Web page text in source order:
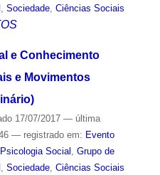
, Sociedade, Ciências Sociais
e Conhecimento
e Movimentos
17/07/2017 — última
— registrado em: Evento
Psicologia Social , Grupo de
, Sociedade, Ciências Sociais